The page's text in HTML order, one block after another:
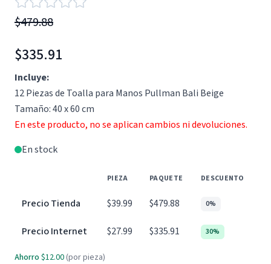
$479.88
$335.91
Incluye:
12 Piezas de Toalla para Manos Pullman Bali Beige
Tamaño: 40 x 60 cm
En este producto, no se aplican cambios ni devoluciones.
En stock
PIEZA PAQUETE DESCUENTO
Precio Tienda $39.99 $479.88 0%
Precio Internet $27.99 $335.91 30%
Ahorro $12.00 (por pieza)